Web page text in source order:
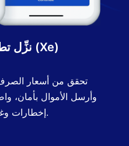
نزِّل تطبيق إكس إي (Xe)
تحقق من أسعار
وأرسل الأموال بأمان،
إخطارات وغير ذلك المزيد.